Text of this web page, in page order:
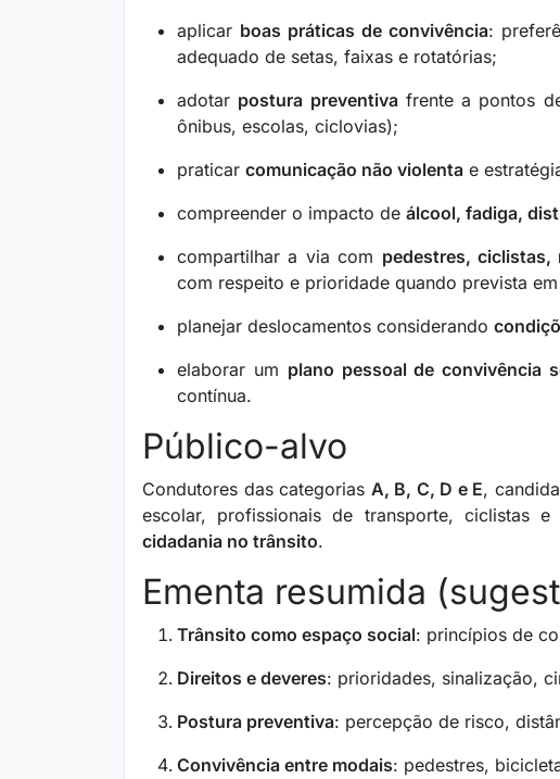
aplicar boas práticas de convivência:
adequado de setas, faixas e rotatórias;
adotar postura preventivafrente a pontos
ônibus, escolas, ciclovias);
praticar comunicação não violenta e
compreender o impacto de álcool, fadiga,
compartilhar a via com pedestres,
com respeito e prioridade quando prevista
planejar deslocamentos considerando
elaborar um plano pessoal de convivência
contínua.
Público-alvo
Condutores das categorias A, B, C, D e E,
escolar, profissionais de transporte, ciclistas
cidadania no trânsito.
Ementa resumida
Trânsito como espaço social: princípios de
Direitos e deveres: prioridades, sinalização,
Postura preventiva: percepção de risco,
Convivência entre modais: pedestres,